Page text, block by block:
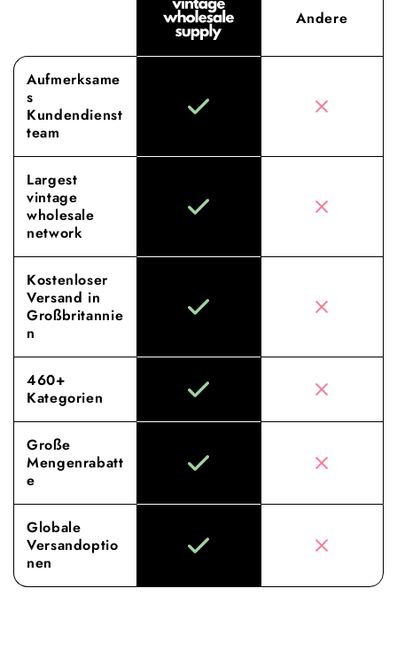
Andere
Aufmerksame
s
Kundendienst
team
Largest
vintage
wholesale
network
Kostenloser
Versand in
Großbritannie
n
460+
Kategorien
Große
Mengenrabatt
e
Globale
Versandoptio
nen